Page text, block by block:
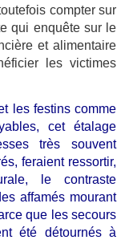
compter sur
qui enquête sur le
et alimentaire
les victimes
les festins comme
cet étalage
très souvent
feraient ressortir,
le contraste
affamés mourant
que les secours
été détournés à